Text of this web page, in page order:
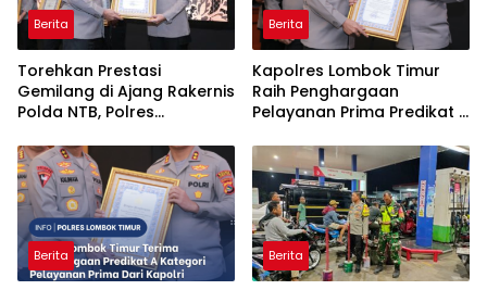
Berita
Torehkan Prestasi
Gemilang di Ajang Rakernis
Polda NTB, Polres
Penghargaan Pelayanan
Prima Kapolri
Berita
Kapolres Lombok Timur
Raih Penghargaan
Pelayanan Prima Predikat A
Berita Berita